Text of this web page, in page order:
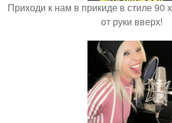
Приходи к нам в прикиде в стиле 90
от руки вверх!